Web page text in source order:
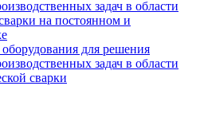
задач в области
на постоянном и
для решения
задач в области
сварки